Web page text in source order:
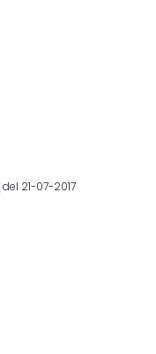
del 21-07-2017